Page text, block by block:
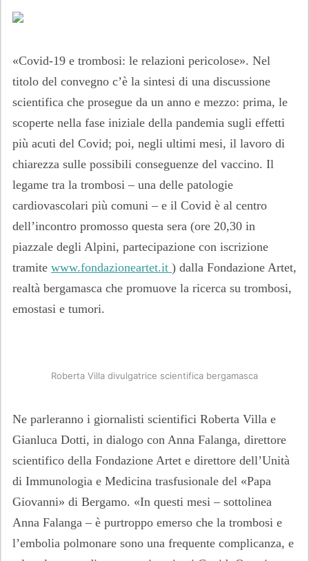
«Covid-19 e trombosi: le relazioni pericolose». Nel
titolo del convegno c’è la sintesi di una discussione
scientifica che prosegue da un anno e mezzo: prima, le
scoperte nella fase iniziale della pandemia sugli effetti
più acuti del Covid; poi, negli ultimi mesi, il lavoro di
chiarezza sulle possibili conseguenze del vaccino. Il
legame tra la trombosi – una delle patologie
cardiovascolari più comuni – e il Covid è al centro
dell’incontro promosso questa sera (ore 20,30 in
piazzale degli Alpini, partecipazione con iscrizione
tramite www.fondazioneartet.it ) dalla Fondazione Artet,
realtà bergamasca che promuove la ricerca su trombosi,
emostasi e tumori.
Roberta Villa divulgatrice scientifica bergamasca
Ne parleranno i giornalisti scientifici Roberta Villa e
Gianluca Dotti, in dialogo con Anna Falanga, direttore
scientifico della Fondazione Artet e direttore dell’Unità
di Immunologia e Medicina trasfusionale del «Papa
Giovanni» di Bergamo. «In questi mesi – sottolinea
Anna Falanga – è purtroppo emerso che la trombosi e
l’embolia polmonare sono una frequente complicanza, e